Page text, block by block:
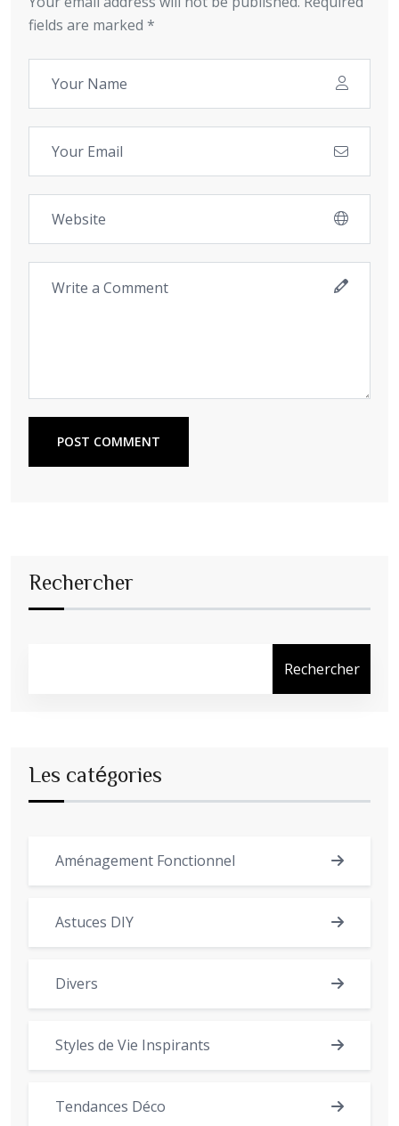
fields are marked *
POST COMMENT
Rechercher
Rechercher
Les catégories
Aménagement Fonctionnel
Astuces DIY
Divers
Styles de Vie Inspirants
Tendances Déco